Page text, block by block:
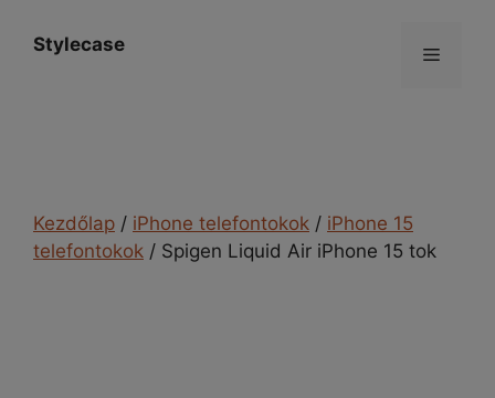
Stylecase Menü
Kezdőlap / iPhone telefontokok / iPhone 15
telefontokok / Spigen Liquid Air iPhone 15 tok